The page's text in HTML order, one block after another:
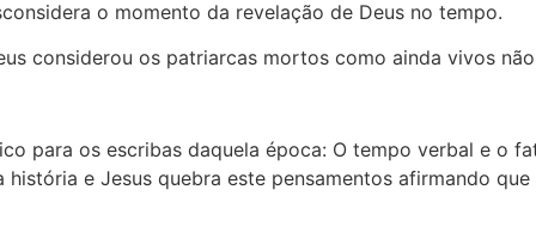
o momento da revelação de Deus no tempo.
considerou os patriarcas mortos como ainda vivos
para os escribas daquela época: O tempo verbal e o
e Jesus quebra este pensamentos afirmando